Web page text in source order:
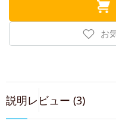
説明レビュー (3)